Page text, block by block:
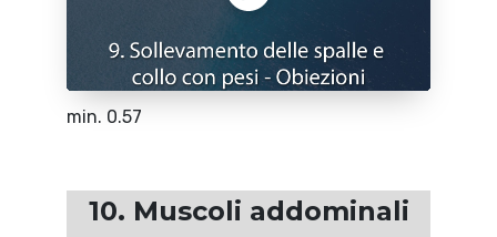
min. 0.57
10. Muscoli addominali